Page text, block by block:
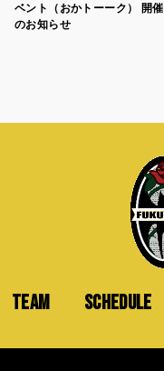
ベント（おかトーーク） 開催
のお知らせ
TEAM SCHEDULE